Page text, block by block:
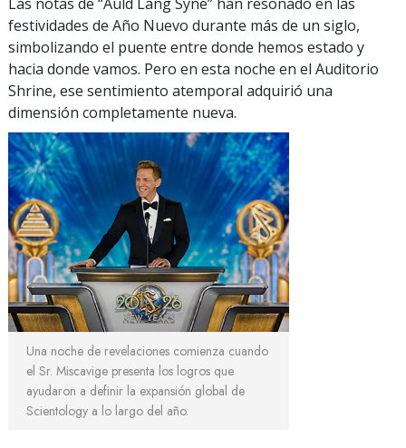
festividades de Año Nuevo durante más de un siglo,
simbolizando el puente entre donde hemos estado y
hacia donde vamos. Pero en esta noche en el Auditorio
Shrine, ese sentimiento atemporal adquirió una
dimensión completamente nueva.
Una noche de revelaciones comienza cuando
el Sr. Miscavige presenta los logros que
ayudaron a definir la expansión global de
Scientology a lo largo del año.